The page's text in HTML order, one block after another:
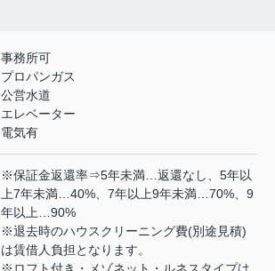
事務所可
プロパンガス
公営水道
エレベーター
電気有
※保証金返還率⇒5年未満…返還なし、5年以
上7年未満…40%、7年以上9年未満…70%、9
年以上…90%
※退去時のハウスクリーニング費(別途見積)
は賃借人負担となります。